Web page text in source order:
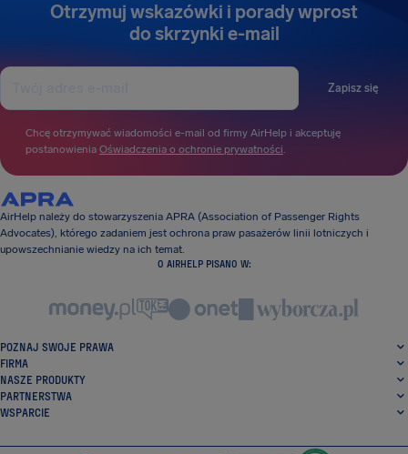
Otrzymuj wskazówki i porady wprost
do skrzynki e-mail
Zapisz się
Chcę otrzymywać wiadomości e-mail od firmy AirHelp i akceptuję
postanowienia Oświadczenia o ochronie prywatności.
AirHelp należy do stowarzyszenia APRA (Association of Passenger Rights
Advocates), którego zadaniem jest ochrona praw pasażerów linii lotniczych i
upowszechnianie wiedzy na ich temat.
O AIRHELP PISANO W:
POZNAJ SWOJE PRAWA
FIRMA
NASZE PRODUKTY
PARTNERSTWA
WSPARCIE